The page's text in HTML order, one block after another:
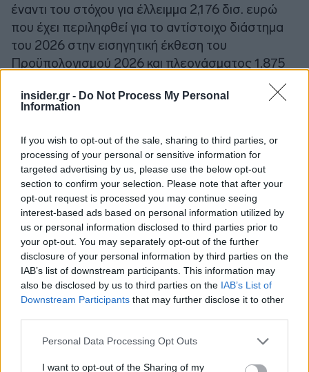
insider.gr - Do Not Process My Personal
Information
If you wish to opt-out of the sale, sharing to third parties, or
processing of your personal or sensitive information for
targeted advertising by us, please use the below opt-out
section to confirm your selection. Please note that after your
opt-out request is processed you may continue seeing
interest-based ads based on personal information utilized by
us or personal information disclosed to third parties prior to
your opt-out. You may separately opt-out of the further
disclosure of your personal information by third parties on the
IAB’s list of downstream participants. This information may
also be disclosed by us to third parties on the IAB’s List of
Downstream Participants that may further disclose it to other
Please note that this website/app uses one or more Google
not limited to your visit or usage behaviour. You may click to
Personal Data Processing Opt Outs
I want to opt-out of the Sharing of my
έναντι του στόχου για έλλειμμα 2,176 δισ. ευρώ
που έχει περιληφθεί για το αντίστοιχο διάστημα
του 2026 στην εισηγητική έκθεση του
Προϋπολογισμού 2026 και πλεονάσματος 1,875
δισ. ευρώ το αντίστοιχο διάστημα του 2025. Το
πρωτογενές αποτέλεσμα σε τροποποιημένη
ύψους 3,638 δισ. ευρώ, έναντι στόχου για
πρωτογενές πλεόνασμα 1,243 δισ. ευρώ και
πρωτογενούς πλεονάσματος 5,343 δισ. ευρώ για
την ίδια περίοδο το 2025.
Επισημαίνεται ότι το πρωτογενές αποτέλεσμα σε
δημοσιονομικούς όρους διαφέρει από το
αποτέλεσμα σε ταμειακούς όρους. Επιπρόσθετα,
τα ανωτέρω αφορούν στο πρωτογενές
αποτέλεσμα της Κεντρικής Διοίκησης και όχι στο
σύνολο της Γενικής Κυβέρνησης, που
περιλαμβάνει και τα δημοσιονομικά
αποτελέσματα των Νομικών Προσώπων και των